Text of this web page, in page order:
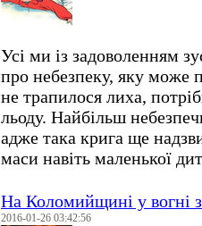
Усі ми із задоволенням
про небезпеку, яку може
не трапилося лиха,
льоду. Найбільш
адже така крига ще
маси навіть маленької
На Коломийщині у вогні
2016-01-26 03:42:56